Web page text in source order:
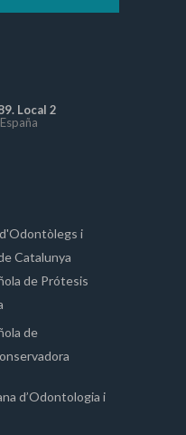
Local 2
i
Catalunya
de Prótesis
de
d’Odontologia i